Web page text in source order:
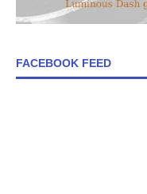
FACEBOOK FEED